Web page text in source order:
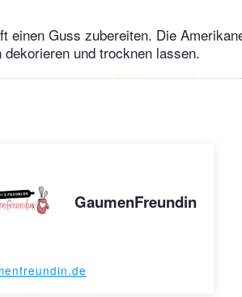
einen Guss zubereiten. Die
und trocknen lassen.
GaumenFreundin